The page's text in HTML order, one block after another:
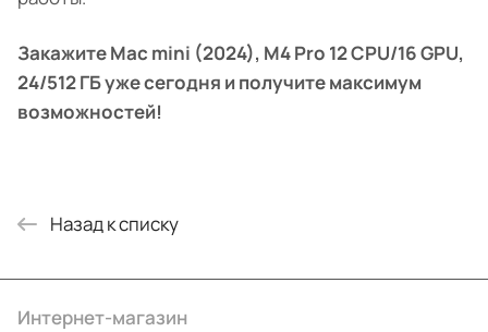
Закажите Mac mini (2024), M4 Pro 12 CPU/16 GPU,
24/512 ГБ уже сегодня и получите максимум
возможностей!
Назад к списку
Интернет-магазин